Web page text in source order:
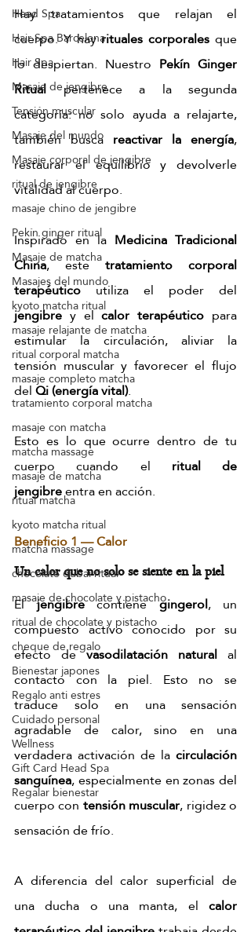
Head Spa
Hair Spa Barcelona
Hair Spa
Masaje de jengibre
Tensión muscular
Masaje del mundo
Masaje corporal de jengibre
ritual de jengibre
masaje chino de jengibre
Pekín ginger ritual
Masaje de matcha
Masajes del mundo
kyoto matcha ritual
masaje relajante de matcha
ritual corporal matcha
masaje completo matcha
tratamiento corporal matcha
masaje con matcha
matcha massage
masaje de matcha
ritual matcha
kyoto matcha ritual
matcha massage
chocolate dubai ritual
masaje de chocolate y pistacho
ritual de chocolate y pistacho
cheque de regalo
Bienestar japones
Regalo anti estres
Cuidado personal
Wellness
Gift Card Head Spa
Regalar bienestar
Hay tratamientos que relajan el
cuerpo. Y hay rituales corporales que
lo despiertan. Nuestro Pekín Ginger
Ritual pertenece a la segunda
categoría: no solo ayuda a relajarte,
también busca reactivar la energía,
restaurar el equilibrio y devolverle
vitalidad al cuerpo.
Inspirado en la Medicina Tradicional
China, este tratamiento corporal
terapéutico
jengibre y el calor terapéutico para
estimular la circulación, aliviar la
tensión muscular y favorecer el flujo
del Qi (energía vital).
Esto es lo que ocurre dentro de tu
cuerpo cuando el ritual de
jengibre entra en acción.
Beneficio 1 — Calor
Un calor que no solo se siente en la piel
El jengibre contiene gingerol, un
compuesto activo conocido por su
efecto de vasodilatación natural al
contacto con la piel. Esto no se
traduce solo en una sensación
agradable de calor, sino en una
verdadera activación de la circulación
sanguínea, especialmente en zonas del
cuerpo con tensión muscular, rigidez o
sensación de frío.
A diferencia del calor superficial de
una ducha o una manta, el calor